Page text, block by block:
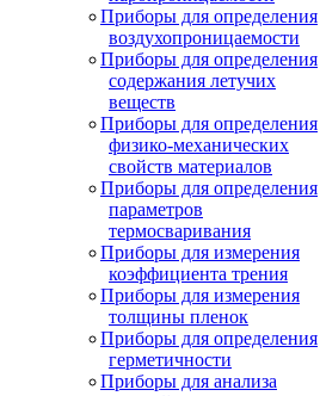
Приборы для определения
воздухопроницаемости
Приборы для определения
содержания летучих
веществ
Приборы для определения
физико-механических
свойств материалов
Приборы для определения
параметров
термосваривания
Приборы для измерения
коэффициента трения
Приборы для измерения
толщины пленок
Приборы для определения
герметичности
Приборы для анализа